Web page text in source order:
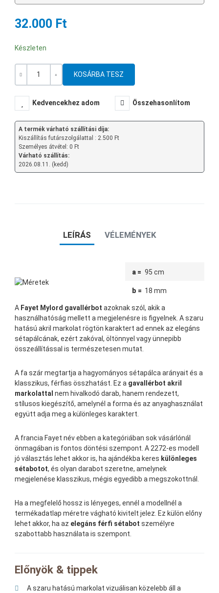
32.000 Ft
Készleten
Mennyiség
Kedvencekhez adom Összehasonlítom
A termék várható szállítási díja:
Kiszállítás futárszolgálattal : 2.500 Ft
Személyes átvétel: 0 Ft
Várható szállítás:
2026.08.11. (kedd)
LEÍRÁS VÉLEMÉNYEK
a = 95 cm
b = 18 mm
A Fayet Mylord gavallérbot azoknak szól, akik a
használhatóság mellett a megjelenésre is figyelnek. A szaru
hatású akril markolat rögtön karaktert ad ennek az elegáns
sétapálcának, ezért zakóval, öltönnyel vagy ünnepibb
összeállítással is természetesen mutat.
A fa szár megtartja a hagyományos sétapálca arányait és a
klasszikus, férfias összhatást. Ez a gavallérbot akril
markolattal nem hivalkodó darab, hanem rendezett,
stílusos kiegészítő, amelynél a forma és az anyaghasználat
együtt adja meg a különleges karaktert.
A francia Fayet név ebben a kategóriában sok vásárlónál
önmagában is fontos döntési szempont. A 2272-es modell
jó választás lehet akkor is, ha ajándékba keres különleges
sétabotot, és olyan darabot szeretne, amelynek
megjelenése klasszikus, mégis egyedibb a megszokottnál.
Ha a megfelelő hossz is lényeges, ennél a modellnél a
termékadatlap méretre vágható kivitelt jelez. Ez külön előny
lehet akkor, ha az elegáns férfi sétabot személyre
szabottabb használata is szempont.
Előnyök & tippek
A szaru hatású markolat vizuálisan közelebb áll a